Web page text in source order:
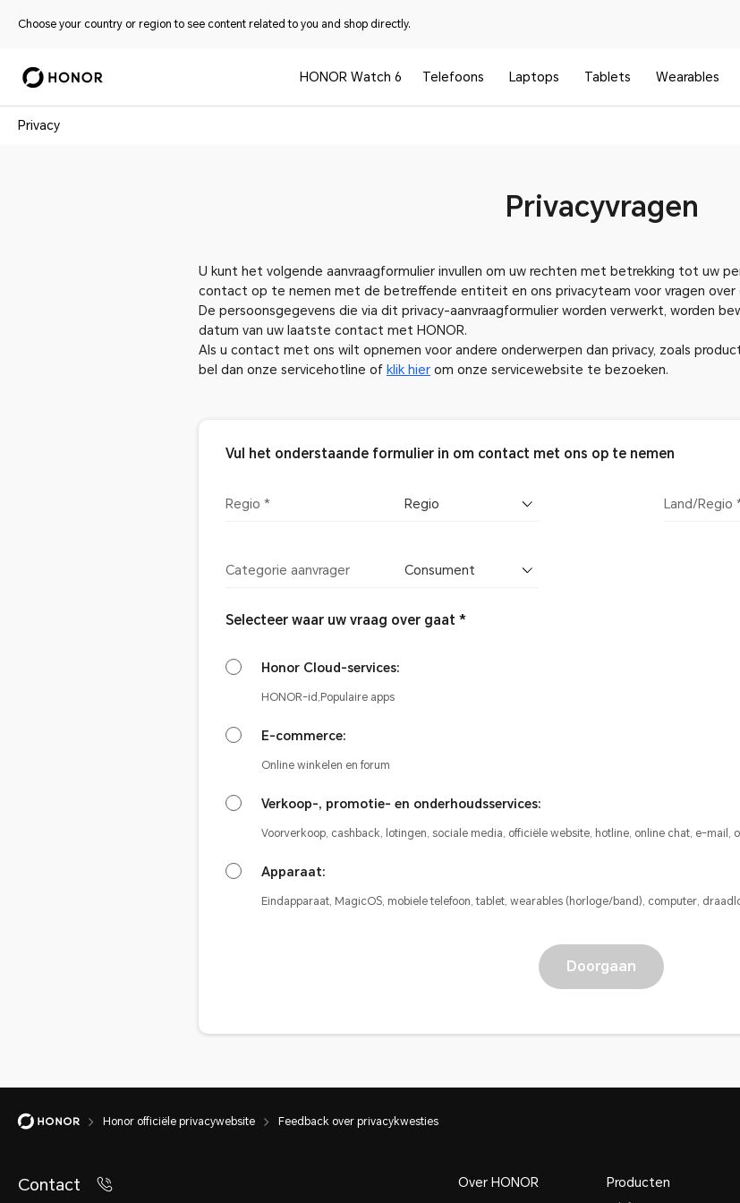
Choose your country or region to see content related to you and shop directly.
HONOR Watch 6 Telefoons Laptops Tablets Wearables
Privacy
Privacyvragen
U kunt het volgende aanvraagformulier invullen om uw rechten met betrekking tot uw
contact op te nemen met de betreffende entiteit en ons privacyteam voor vragen over
De persoonsgegevens die via dit privacy-aanvraagformulier worden verwerkt, worden
datum van uw laatste contact met HONOR.
Als u contact met ons wilt opnemen voor andere onderwerpen dan privacy, zoals
bel dan onze servicehotline of klik hier om onze servicewebsite te bezoeken.
Vul het onderstaande formulier in om contact met ons op te nemen
Regio * Regio Land/Regio
Categorie aanvrager Consument
Selecteer waar uw vraag over gaat *
Honor Cloud-services:
HONOR-id,Populaire apps
E-commerce:
Online winkelen en forum
Verkoop-, promotie- en onderhoudsservices:
Voorverkoop, cashback, lotingen, sociale media, officiële website, hotline, online chat, e-mail,
Apparaat:
Eindapparaat, MagicOS, mobiele telefoon, tablet, wearables (horloge/band), computer,
Doorgaan
Honor officiële privacywebsite Feedback over privacykwesties
Contact Over HONOR Producten